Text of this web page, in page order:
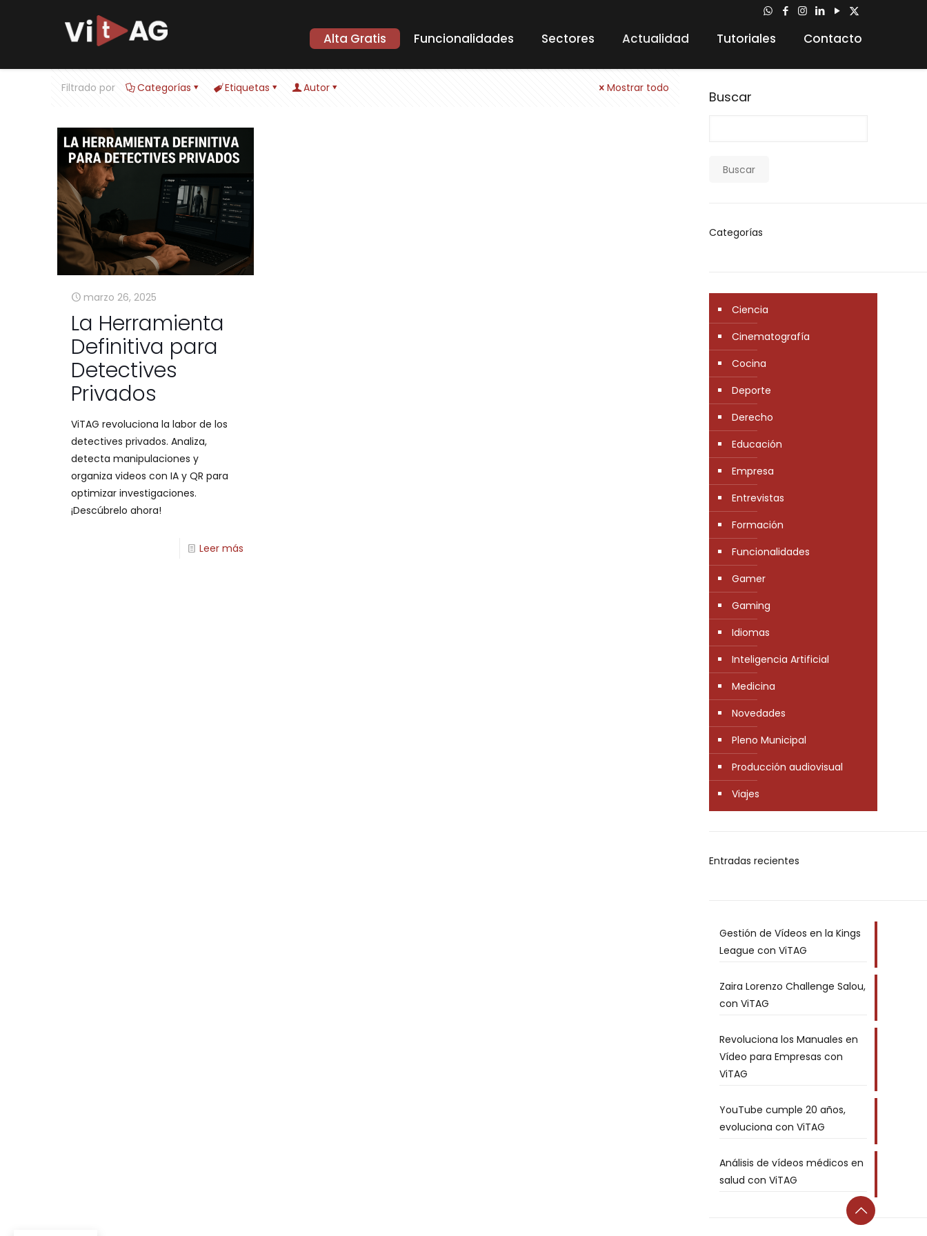
Alta Gratis Funcionalidades Sectores Actualidad Tutoriales Contacto
Filtrado por Categorías Etiquetas Autor Mostrar todo
marzo 26, 2025
La Herramienta
Definitiva para
Detectives
Privados
ViTAG revoluciona la labor de los
detectives privados. Analiza,
detecta manipulaciones y
organiza videos con IA y QR para
optimizar investigaciones.
¡Descúbrelo ahora!
Leer más
Buscar
Buscar
Categorías
Ciencia
Cinematografía
Cocina
Deporte
Derecho
Educación
Empresa
Entrevistas
Formación
Funcionalidades
Gamer
Gaming
Idiomas
Inteligencia Artificial
Medicina
Novedades
Pleno Municipal
Producción audiovisual
Viajes
Entradas recientes
Gestión de Vídeos en la Kings
League con ViTAG
Zaira Lorenzo Challenge Salou,
con ViTAG
Revoluciona los Manuales en
Vídeo para Empresas con
ViTAG
YouTube cumple 20 años,
evoluciona con ViTAG
Análisis de vídeos médicos en
salud con ViTAG